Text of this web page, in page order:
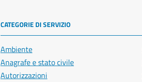
CATEGORIE DI SERVIZIO
Ambiente
Anagrafe e stato civile
Autorizzazioni